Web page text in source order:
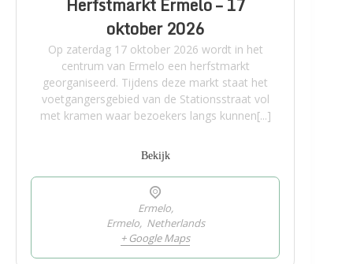
oktober 2026
Op zaterdag 17 oktober 2026 wordt in het
centrum van Ermelo een herfstmarkt
georganiseerd. Tijdens deze markt staat het
voetgangersgebied van de Stationsstraat vol
met kramen waar bezoekers langs kunnen[...]
Bekijk
Ermelo,
Ermelo, Netherlands
+ Google Maps